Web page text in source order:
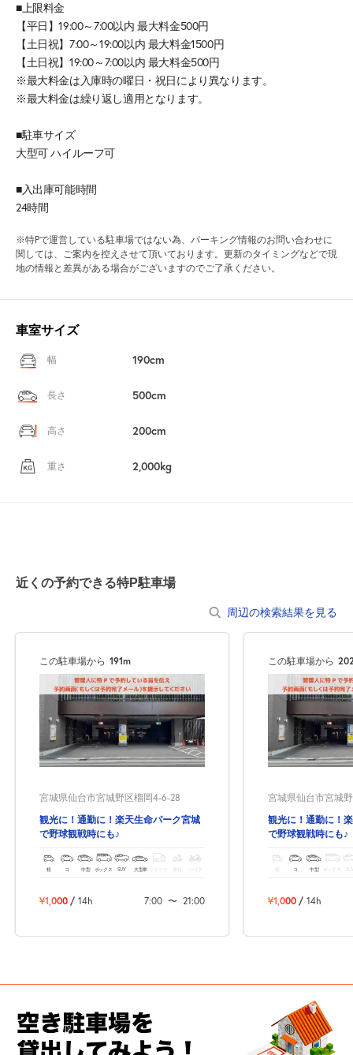
■上限料金
【平日】19:00～7:00以内 最大料金500円
【土日祝】7:00～19:00以内 最大料金1500円
【土日祝】19:00～7:00以内 最大料金500円
※最大料金は入庫時の曜日・祝日により異なります。
※最大料金は繰り返し適用となります。
■駐車サイズ
大型可 ハイルーフ可
■入出庫可能時間
24時間
※特Pで運営している駐車場ではない為、パーキング情報のお問い合わせに
関しては、ご案内を控えさせて頂いております。更新のタイミングなどで現
地の情報と差異がある場合がございますのでご了承ください。
車室サイズ
幅 190cm
長さ 500cm
高さ 200cm
重さ 2,000kg
近くの予約できる特P駐車場
周辺の検索結果を見る
この駐車場から 191m
宮城県仙台市宮城野区榴岡4-6-28
観光に！通勤に！楽天生命パーク宮城
で野球観戦時にも♪
軽 コ 中型 ボックス SUV 大型車 トラック バイク
¥1,000 / 14h 7:00 〜 21:00
この駐車場から
宮城県仙台市宮城
観光に！通勤に！
で野球観戦時にも♪
軽 コ 中型 ボックス
¥1,000 / 14h